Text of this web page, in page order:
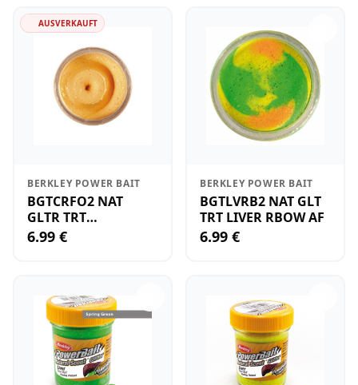
AUSVERKAUFT
BERKLEY POWER BAIT
BGTCRFO2 NAT
GLTR TRT
CRUSTACEA FLORG
6.99 €
BERKLEY POWER BAIT
BGTLVRB2 NAT GLT
TRT LIVER RBOW AF
6.99 €